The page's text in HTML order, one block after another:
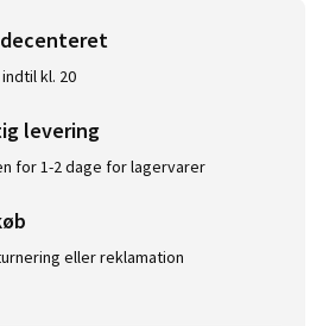
kl. 20
levering
for 1-2 dage for lagervarer
eller reklamation